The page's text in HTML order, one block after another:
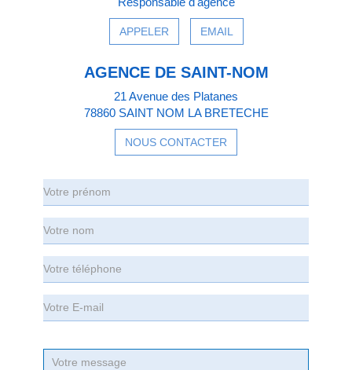
APPELER EMAIL
AGENCE DE SAINT-NOM
21 Avenue des Platanes
78860 SAINT NOM LA BRETECHE
NOUS CONTACTER